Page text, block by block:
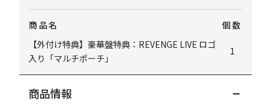
商品名
個数
【外付け特典】豪華盤特典：REVENGE LIVE ロゴ
入り「マルチポーチ」
1
商品情報